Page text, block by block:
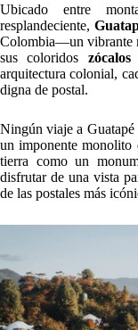
Ubicado entre
resplandeciente,
Colombia—un vibrante
sus coloridos zócalos
arquitectura colonial,
digna de postal.
Ningún viaje a
un imponente monolito
tierra como un
disfrutar de una vista
de las postales más